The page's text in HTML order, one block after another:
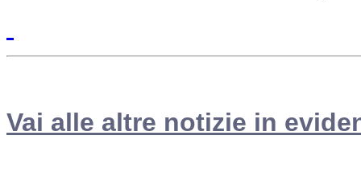
Vai alle altre notizie in